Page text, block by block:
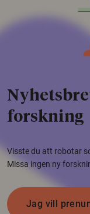
forskning
Visste du att robotar
Missa ingen ny
Jag vill